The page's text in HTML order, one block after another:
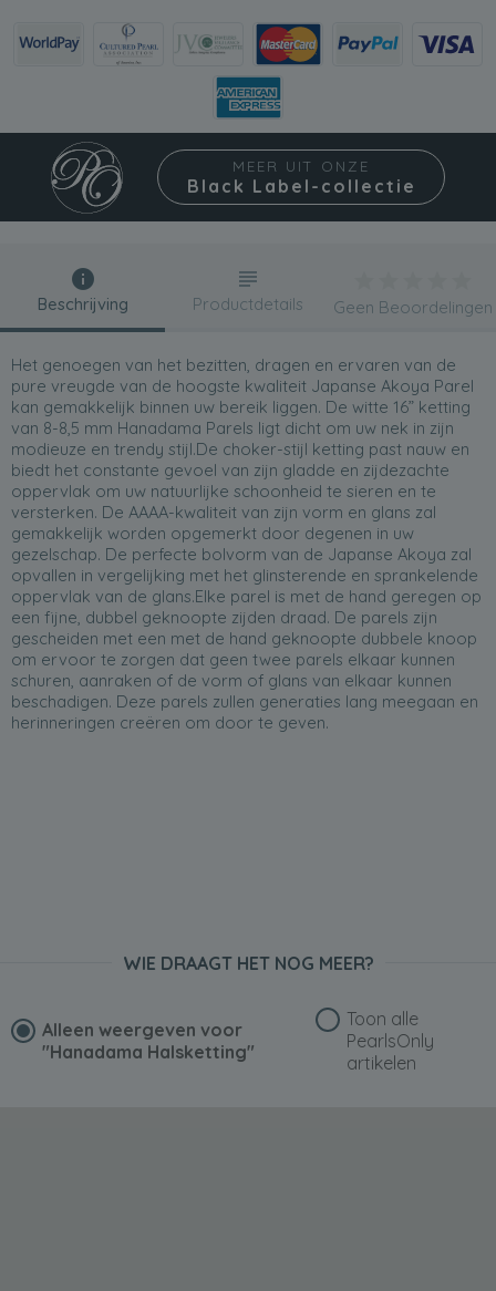
MEER UIT ONZE
Black Label-collectie
Beschrijving
Het genoegen van het bezitten, dragen en ervaren van de
pure vreugde van de hoogste kwaliteit Japanse Akoya Parel
kan gemakkelijk binnen uw bereik liggen. De witte 16” ketting
van 8-8,5 mm Hanadama Parels ligt dicht om uw nek in zijn
modieuze en trendy stijl.De choker-stijl ketting past nauw en
biedt het constante gevoel van zijn gladde en zijdezachte
oppervlak om uw natuurlijke schoonheid te sieren en te
versterken. De AAAA-kwaliteit van zijn vorm en glans zal
gemakkelijk worden opgemerkt door degenen in uw
gezelschap. De perfecte bolvorm van de Japanse Akoya zal
opvallen in vergelijking met het glinsterende en sprankelende
oppervlak van de glans.Elke parel is met de hand geregen op
een fijne, dubbel geknoopte zijden draad. De parels zijn
gescheiden met een met de hand geknoopte dubbele knoop
om ervoor te zorgen dat geen twee parels elkaar kunnen
schuren, aanraken of de vorm of glans van elkaar kunnen
beschadigen. Deze parels zullen generaties lang meegaan en
herinneringen creëren om door te geven.
Productdetails Geen Beoordelingen
WIE DRAAGT HET NOG MEER?
Alleen weergeven voor
"Hanadama Halsketting"
Toon alle
PearlsOnly
artikelen